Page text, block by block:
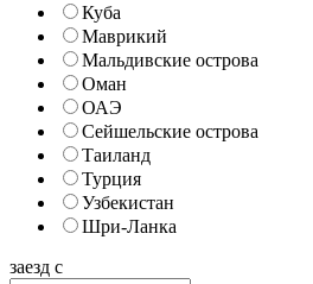
Куба
Маврикий
Мальдивские острова
Оман
ОАЭ
Сейшельские острова
Таиланд
Турция
Узбекистан
Шри-Ланка
заезд с